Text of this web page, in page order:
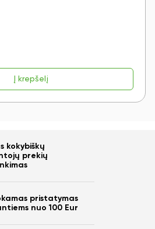
Į krepšelį
kokybiškų
prekių
pristatymas
nuo 100 Eur